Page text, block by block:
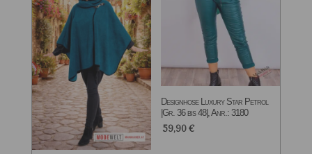
Designhose Luxury Star Petrol
|Gr. 36 bis 48|, Anr.: 3180
59,90€